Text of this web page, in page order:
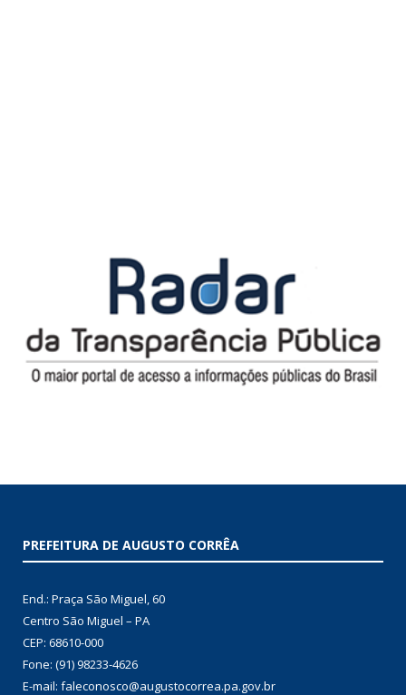
PREFEITURA DE AUGUSTO CORRÊA
End.: Praça São Miguel, 60
Centro São Miguel – PA
CEP: 68610-000
Fone: (91) 98233-4626
E-mail: faleconosco@augustocorrea.pa.gov.br